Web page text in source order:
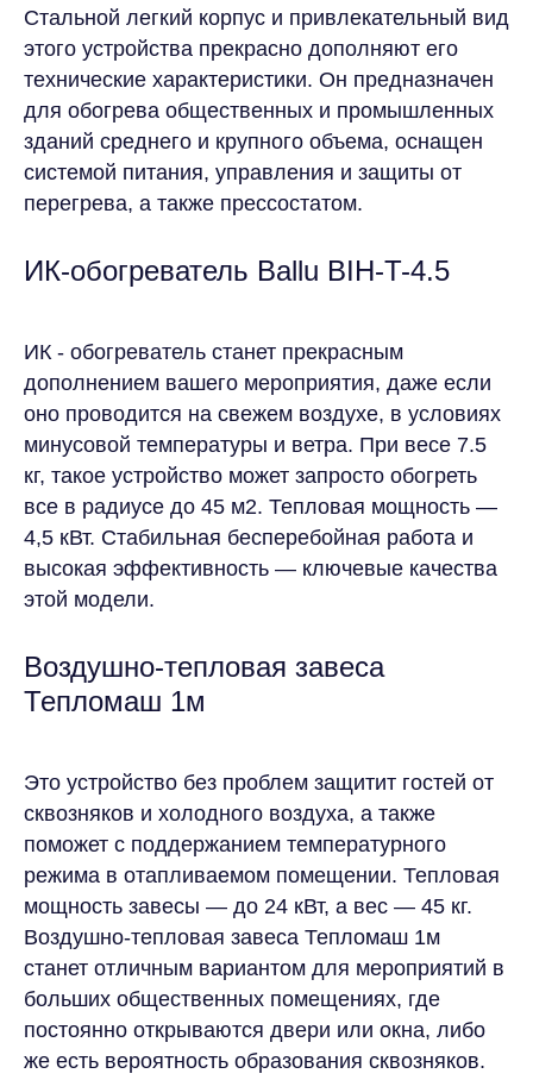
Стальной легкий корпус и привлекательный вид
этого устройства прекрасно дополняют его
технические характеристики. Он предназначен
для обогрева общественных и промышленных
зданий среднего и крупного объема, оснащен
системой питания, управления и защиты от
перегрева, а также прессостатом.
ИК-обогреватель Ballu BIH-T-4.5
ИК - обогреватель станет прекрасным
дополнением вашего мероприятия, даже если
оно проводится на свежем воздухе, в условиях
минусовой температуры и ветра. При весе 7.5
кг, такое устройство может запросто обогреть
все в радиусе до 45 м2. Тепловая мощность —
4,5 кВт. Стабильная бесперебойная работа и
высокая эффективность — ключевые качества
этой модели.
Воздушно-тепловая завеса
Тепломаш 1м
Это устройство без проблем защитит гостей от
сквозняков и холодного воздуха, а также
поможет с поддержанием температурного
режима в отапливаемом помещении. Тепловая
мощность завесы — до 24 кВт, а вес — 45 кг.
Воздушно-тепловая завеса Тепломаш 1м
станет отличным вариантом для мероприятий в
больших общественных помещениях, где
постоянно открываются двери или окна, либо
же есть вероятность образования сквозняков.
Создание сайта
Продвижение сайта
Согласие на обработку персональных данных
©ИВЕНТ КОМФОРТ – аренда климатического
оборудования для мероприятий